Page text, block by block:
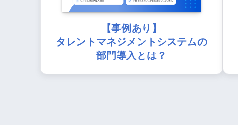
【事例あり】
タレントマネジメントシステムの
部門導入とは？